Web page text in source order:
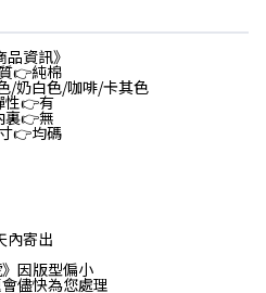
品資訊》
👉純棉
/奶白色/咖啡/卡其色
性👉有
裏👉無
👉均碼
內寄出
因版型偏小
儘快為您處理